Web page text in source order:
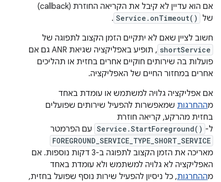
אם הוא עדיין לא קיבל את הקריאה החוזרת (callback)
של
Service.onTimeout()
.
חשוב לציין שאם לא יתקיים הזמן הקצוב לתפוגה של
shortService
, תופיע באפליקציה שגיאת ANR גם אם
פועלות בה שירותים חוקיים אחרים בחזית או תהליכים
אחרים במחזור החיים של האפליקציה.
אם אפליקציה גלויה למשתמש או עומדת באחד
מההחרגות שמאפשרות להפעיל שירותים שפועלים
בחזית מהרקע, קריאה חוזרת
ל- Service.StartForeground() עם הפרמטר
FOREGROUND_SERVICE_TYPE_SHORT_SERVICE
מאריכה את הזמן הקצוב לתפוגה ב-3 דקות נוספות. אם
האפליקציה לא גלויה למשתמש ולא עומדת באחד
מההחרגות, כל ניסיון להפעיל שירות נוסף שפועל בחזית,